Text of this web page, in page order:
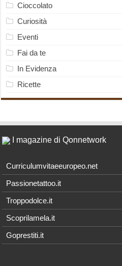
Cioccolato
Curiosità
Eventi
Fai da te
In Evidenza
Ricette
I magazine di Qonnetwork
Curriculumvitaeeuropeo.net
Passionetattoo.it
Troppodolce.it
Scoprilamela.it
Goprestiti.it